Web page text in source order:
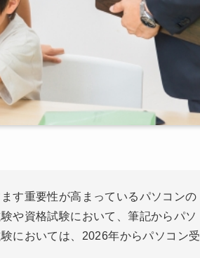
す重要性が高まっているパソコンの
や資格試験において、筆記からパソ
においては、2026年からパソコン受